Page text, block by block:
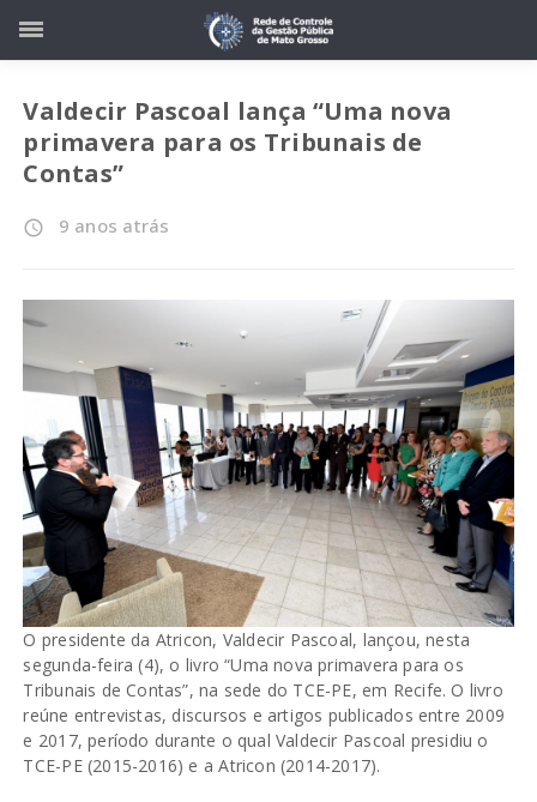
Valdecir Pascoal lança “Uma nova
primavera para os Tribunais de
Contas”
access_time 9 anos atrás
O presidente da Atricon, Valdecir Pascoal, lançou, nesta
segunda-feira (4), o livro “Uma nova primavera para os
Tribunais de Contas”, na sede do TCE-PE, em Recife. O livro
reúne entrevistas, discursos e artigos publicados entre 2009
e 2017, período durante o qual Valdecir Pascoal presidiu o
TCE-PE (2015-2016) e a Atricon (2014-2017).